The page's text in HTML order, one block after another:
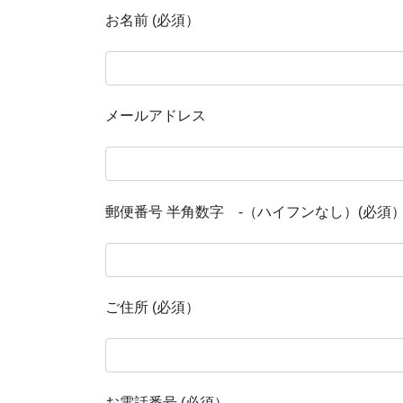
お名前 (必須）
メールアドレス
郵便番号 半角数字 -（ハイフンなし）(必須
ご住所 (必須）